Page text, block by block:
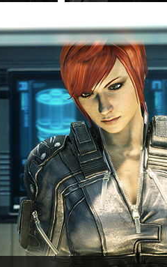
kapta.
csődeljárás alá, aki nem
THQ.